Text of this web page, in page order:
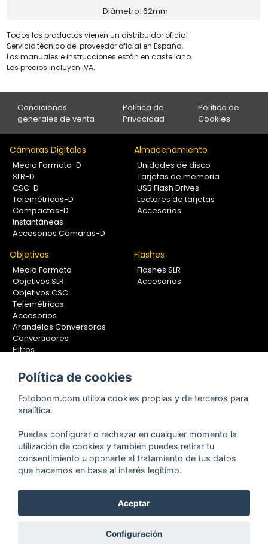
Diámetro: 62mm
Todos los productos vienen un distribuidor oficial
Servicio técnico del proveedor oficial en España.
Los manuales e instrucciones están en castellano.
Los precios incluyen IVA.
Condiciones
generales de venta
Política de
Privacidad
Política de
Cookies
Cámaras Digitales
Medio Formato-D
SLR-D
CSC-D
Telemétricas-D
Compactas-D
Instantáneas
Accesorios Cámaras-D
Almacenamiento
Unidades de disco
Tarjetas de memoria
USB Flash Drives
Lectores de tarjetas
Accesorios
Objetivos
Medio Formato
Objetivos SLR
Objetivos CSC
Telemétricos
Accesorios
Arandelas Conversoras
Convertidores
Filtros
Calibradores
Flashes
Flashes SLR
Accesorios
Soportes Fotografía
Monopiés
Trípodes
Kit Completos
Accesorios
Copyright © 2001-2024, Fotoboom, Fotonet, S.L. CIF. B-83430587
C/ San Romualdo Nº26 - 28037 Madrid - España
304 28 94. Cualquier comentario o sugerencia nos la puedes
Política de cookies
Fotoboom.com utiliza cookies propias y de terceros para
analítica.
Puedes configurar o rechazar en cualquier momento la
utilización de cookies y también puedes retirar tu
consentimiento u oponerte al tratamiento de tus datos
que hacemos en base al interés legítimo.
Aceptar
Configuración